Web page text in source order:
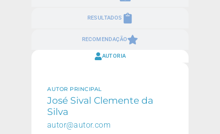
RESULTADOS
RECOMENDAÇÃO
AUTORIA
AUTOR PRINCIPAL
José Sival Clemente da
Silva
autor@autor.com